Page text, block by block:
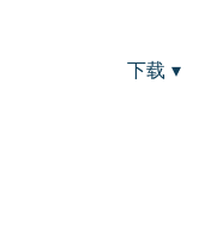
下载 ▾